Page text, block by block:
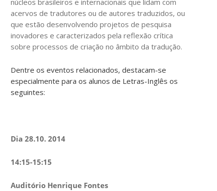
núcleos brasileiros e internacionais que lidam com
acervos de tradutores ou de autores traduzidos, ou
que estão desenvolvendo projetos de pesquisa
inovadores e caracterizados pela reflexão crítica
sobre processos de criação no âmbito da tradução.
Dentre os eventos relacionados, destacam-se
especialmente para os alunos de Letras-Inglês os
seguintes:
Dia 28.10. 2014
14:15-15:15
Auditório Henrique Fontes